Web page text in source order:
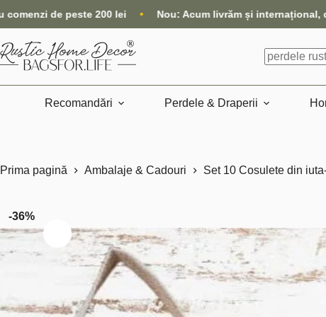
la
conținut
livrăm și internațional, direct din magazin • Timpul de
rezultat
Recomandări Perdele & Draperii
Prima pagină Ambalaje & Cadouri Set 10 Cosulete din
-36%